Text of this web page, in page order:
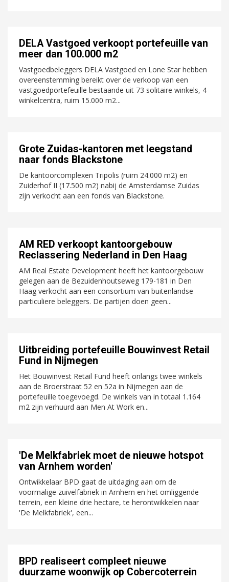
DELA Vastgoed verkoopt portefeuille van
meer dan 100.000 m2
Vastgoedbeleggers DELA Vastgoed en Lone Star hebben
overeenstemming bereikt over de verkoop van een
vastgoedportefeuille bestaande uit 73 solitaire winkels, 4
winkelcentra, ruim 15.000 m2...
Grote Zuidas-kantoren met leegstand
naar fonds Blackstone
De kantoorcomplexen Tripolis (ruim 24.000 m2) en
Zuiderhof II (17.500 m2) nabij de Amsterdamse Zuidas
zijn verkocht aan een fonds van Blackstone.
AM RED verkoopt kantoorgebouw
Reclassering Nederland in Den Haag
AM Real Estate Development heeft het kantoorgebouw
gelegen aan de Bezuidenhoutseweg 179-181 in Den
Haag verkocht aan een consortium van buitenlandse
particuliere beleggers. De partijen doen geen...
Uitbreiding portefeuille Bouwinvest Retail
Fund in Nijmegen
Het Bouwinvest Retail Fund heeft onlangs twee winkels
aan de Broerstraat 52 en 52a in Nijmegen aan de
portefeuille toegevoegd. De winkels van in totaal 1.164
m2 zijn verhuurd aan Men At Work en...
'De Melkfabriek moet de nieuwe hotspot
van Arnhem worden'
Ontwikkelaar BPD gaat de uitdaging aan om de
voormalige zuivelfabriek in Arnhem en het omliggende
terrein, een kleine drie hectare, te herontwikkelen naar
'De Melkfabriek', een...
BPD realiseert compleet nieuwe
duurzame woonwijk op Cobercoterrein